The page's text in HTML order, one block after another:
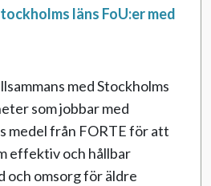
läns FoU:er med
med Stockholms
som jobbar med
medel från FORTE för att
effektiv och hållbar
och omsorg för äldre